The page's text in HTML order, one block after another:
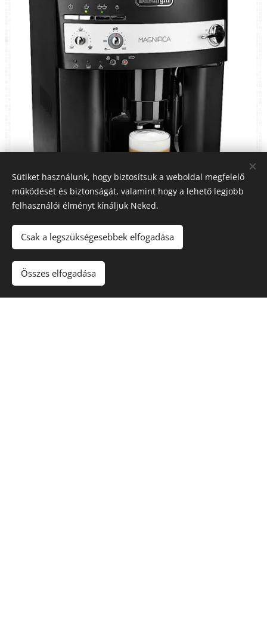
DeLonghi Magnifica ECO
Sütiket használunk, hogy biztosítsuk a weboldal megfelelő
működését és biztonságát, valamint hogy a lehető legjobb
felhasználói élményt kínáljuk Neked.
Csak a legszükségesebbek elfogadása
Összes elfogadása